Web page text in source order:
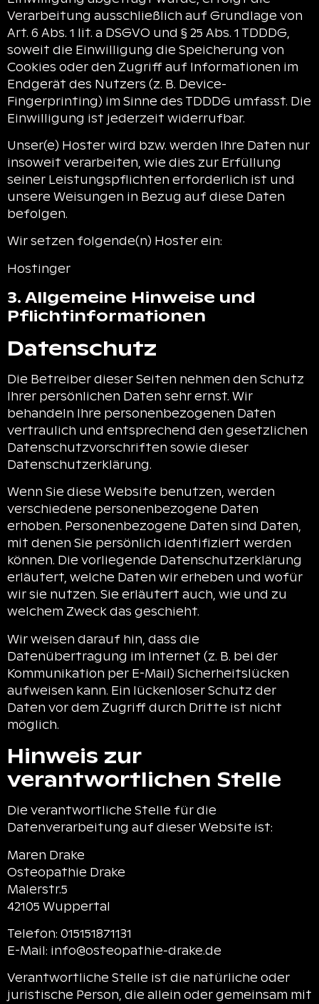
Verarbeitung ausschließlich auf Grundlage von
Art. 6 Abs. 1 lit. a DSGVO und § 25 Abs. 1 TDDDG,
soweit die Einwilligung die Speicherung von
Cookies oder den Zugriff auf Informationen im
Endgerät des Nutzers (z. B. Device-
Fingerprinting) im Sinne des TDDDG umfasst. Die
Einwilligung ist jederzeit widerrufbar.
Unser(e) Hoster wird bzw. werden Ihre Daten nur
insoweit verarbeiten, wie dies zur Erfüllung
seiner Leistungspflichten erforderlich ist und
unsere Weisungen in Bezug auf diese Daten
befolgen.
Wir setzen folgende(n) Hoster ein:
Hostinger
3. Allgemeine Hinweise und
Pflicht­informationen
Datenschutz
Die Betreiber dieser Seiten nehmen den Schutz
Ihrer persönlichen Daten sehr ernst. Wir
behandeln Ihre personenbezogenen Daten
vertraulich und entsprechend den gesetzlichen
Datenschutzvorschriften sowie dieser
Datenschutzerklärung.
Wenn Sie diese Website benutzen, werden
verschiedene personenbezogene Daten
erhoben. Personenbezogene Daten sind Daten,
mit denen Sie persönlich identifiziert werden
können. Die vorliegende Datenschutzerklärung
erläutert, welche Daten wir erheben und wofür
wir sie nutzen. Sie erläutert auch, wie und zu
welchem Zweck das geschieht.
Wir weisen darauf hin, dass die
Datenübertragung im Internet (z. B. bei der
Kommunikation per E-Mail) Sicherheitslücken
aufweisen kann. Ein lückenloser Schutz der
Daten vor dem Zugriff durch Dritte ist nicht
möglich.
Hinweis zur
verantwortlichen Stelle
Die verantwortliche Stelle für die
Datenverarbeitung auf dieser Website ist:
Maren Drake
Osteopathie Drake
Malerstr.5
42105 Wuppertal
Telefon: 015151871131
E-Mail: info@osteopathie-drake.de
Verantwortliche Stelle ist die natürliche oder
juristische Person, die allein oder gemeinsam mit